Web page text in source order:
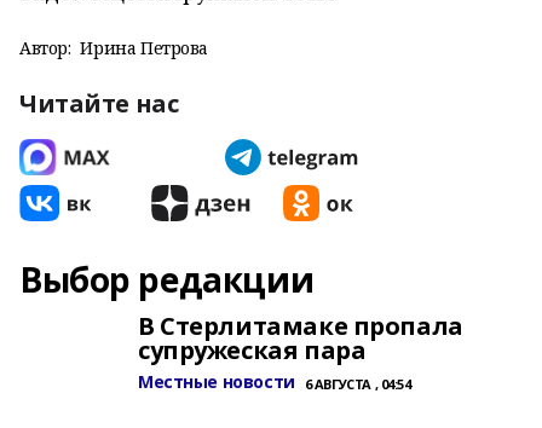
Автор: Ирина Петрова
Читайте нас
Выбор редакции
В Стерлитамаке пропала
супружеская пара
Местные новости 6 АВГУСТА , 04:54